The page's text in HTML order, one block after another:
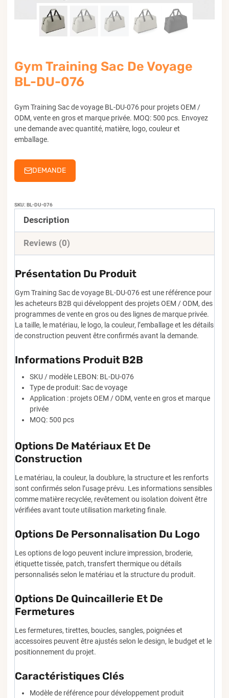
Gym Training Sac De Voyage
BL-DU-076
Gym Training Sac de voyage BL-DU-076 pour projets OEM /
ODM, vente en gros et marque privée. MOQ: 500 pcs. Envoyez
une demande avec quantité, matière, logo, couleur et
emballage.
DEMANDE
SKU: BL-DU-076
Description
Reviews (0)
Présentation Du Produit
Gym Training Sac de voyage BL-DU-076 est une référence pour
les acheteurs B2B qui développent des projets OEM / ODM, des
programmes de vente en gros ou des lignes de marque privée.
La taille, le matériau, le logo, la couleur, l’emballage et les détails
de construction peuvent être confirmés avant la demande.
Informations Produit B2B
SKU / modèle LEBON: BL-DU-076
Type de produit: Sac de voyage
Application : projets OEM / ODM, vente en gros et marque
privée
MOQ: 500 pcs
Options De Matériaux Et De
Construction
Le matériau, la couleur, la doublure, la structure et les renforts
sont confirmés selon l’usage prévu. Les informations sensibles
comme matière recyclée, revêtement ou isolation doivent être
vérifiées avant toute utilisation marketing finale.
Options De Personnalisation Du Logo
Les options de logo peuvent inclure impression, broderie,
étiquette tissée, patch, transfert thermique ou détails
personnalisés selon le matériau et la structure du produit.
Options De Quincaillerie Et De
Fermetures
Les fermetures, tirettes, boucles, sangles, poignées et
accessoires peuvent être ajustés selon le design, le budget et le
positionnement du projet.
Caractéristiques Clés
Modèle de référence pour développement produit